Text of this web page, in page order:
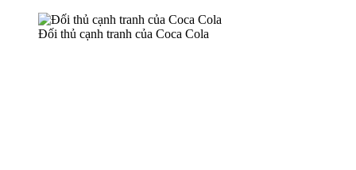
Đối thủ cạnh tranh của Coca Cola